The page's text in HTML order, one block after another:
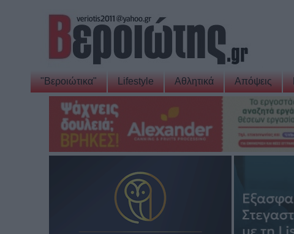
"Βεροιώτικα" Lifestyle Αθλητικά Απόψεις